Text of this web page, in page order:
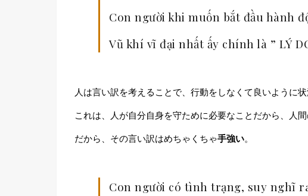
Con người khi muốn bắt đầu hành
Vũ khí vĩ đại nhất ấy chính là ” LÝ
人は言い訳を考えることで、行動をしなくて良いように
これは、人が自分自身を守ために必要なことだから、人間
だから、その言い訳はめちゃくちゃ手強い。
Con người có tình trạng, suy nghĩ